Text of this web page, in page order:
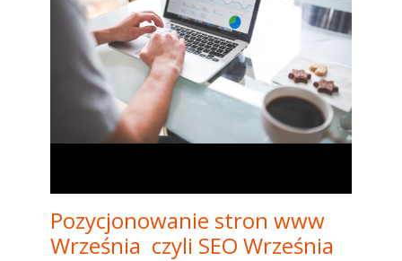
Pozycjonowanie stron www
Września czyli SEO Września